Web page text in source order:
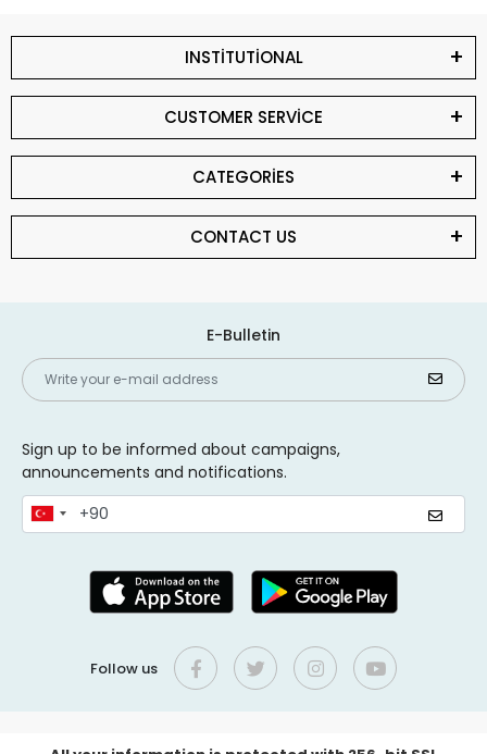
INSTİTUTİONAL
CUSTOMER SERVİCE
CATEGORİES
CONTACT US
E-Bulletin
Sign up to be informed about campaigns,
announcements and notifications.
Follow us